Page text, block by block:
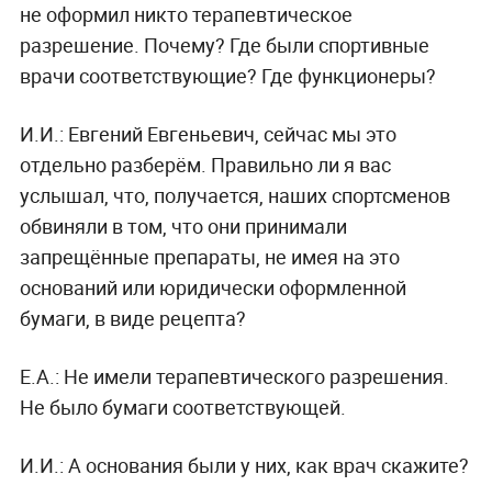
не оформил никто терапевтическое
разрешение. Почему? Где были спортивные
врачи соответствующие? Где функционеры?
И.И.: Евгений Евгеньевич, сейчас мы это
отдельно разберём. Правильно ли я вас
услышал, что, получается, наших спортсменов
обвиняли в том, что они принимали
запрещённые препараты, не имея на это
оснований или юридически оформленной
бумаги, в виде рецепта?
Е.А.: Не имели терапевтического разрешения.
Не было бумаги соответствующей.
И.И.: А основания были у них, как врач скажите?